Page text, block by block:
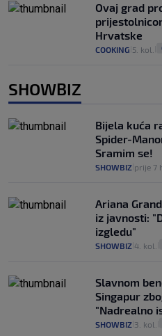
Ovaj grad
Hrvatske
COOKING 5. kol.
SHOWBIZ
Bijela kuća
Spider-
Sramim se!
SHOWBIZ prije 7
Ariana
iz javnosti:
izgledu"
SHOWBIZ 4. kol.
Slavnom
Singapur
"Nadrealno
SHOWBIZ 3. kol.